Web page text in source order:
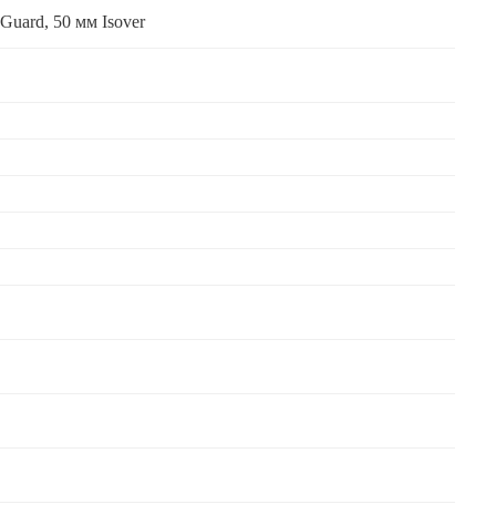
50 мм Isover